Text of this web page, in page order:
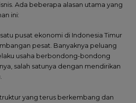
Ada beberapa alasan utama yang
ini:
pusat ekonomi di Indonesia Timur
pesat. Banyaknya peluang
usaha berbondong-bondong
salah satunya dengan mendirikan
yang terus berkembang dan